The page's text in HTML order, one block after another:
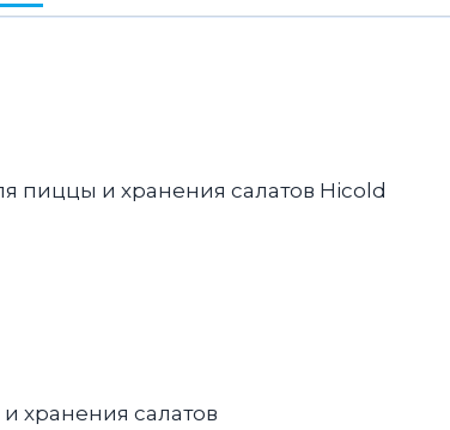
(1/3H)
пиццы и хранения салатов Hicold
хранения салатов